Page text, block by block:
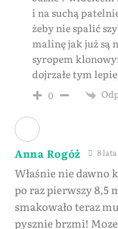
i na suchą
żeby nie spalić
malinę jak już są
syropem
dojrzałe tym
0
Anna Rogóż 8
Właśnie nie dawno
po raz pierwszy 8,5
smakowało teraz
pysznie brzmi!